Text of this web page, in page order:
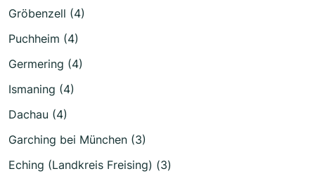
Gröbenzell (4)
Puchheim (4)
Germering (4)
Ismaning (4)
Dachau (4)
Garching bei München (3)
Eching (Landkreis Freising) (3)